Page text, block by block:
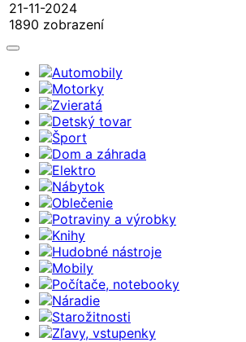
21-11-2024
1890 zobrazení
Automobily
Motorky
Zvieratá
Detský tovar
Šport
Dom a záhrada
Elektro
Nábytok
Oblečenie
Potraviny a výrobky
Knihy
Hudobné nástroje
Mobily
Počítače, notebooky
Náradie
Starožitnosti
Zľavy, vstupenky